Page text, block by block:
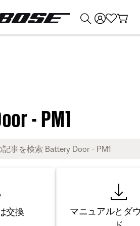
- PM1
交換
マニュアルとダ